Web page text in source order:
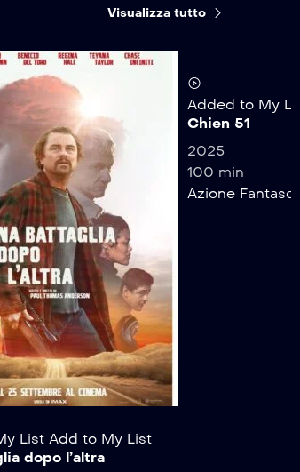
Visualizza tutto
List Add to My List
dopo l’altra
Added to My
Chien 51
2025
100 min
Azione